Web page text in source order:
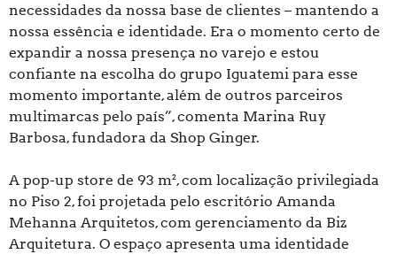
necessidades da nossa base de clientes – mantendo a
nossa essência e identidade. Era o momento certo de
expandir a nossa presença no varejo e estou
confiante na escolha do grupo Iguatemi para esse
momento importante, além de outros parceiros
multimarcas pelo país”, comenta Marina Ruy
Barbosa, fundadora da Shop Ginger.
A pop-up store de 93 m², com localização privilegiada
no Piso 2, foi projetada pelo escritório Amanda
Mehanna Arquitetos, com gerenciamento da Biz
Arquitetura. O espaço apresenta uma identidade